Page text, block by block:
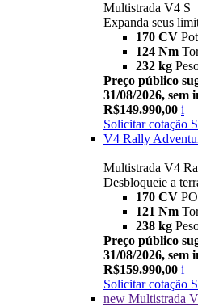
Multistrada V4 S
Expanda seus
170 CV
124 Nm
232 kg
Preço público
31/08/2026, sem
R$149.990,00 i
Solicitar cotação
V4 Rally
Multistrada V4
Desbloqueie a
170 CV
121 Nm
238 kg
Preço público
31/08/2026, sem
R$159.990,00 i
Solicitar cotação
new Multistrada